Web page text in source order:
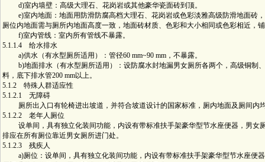
d)室内墙壁：高级大理石、花岗岩或其他豪华瓷面砖到顶。
e)室内地面：地面用防滑防腐高档大理石、花岗岩或色彩淡雅高级防滑地面砖
厕位内地面需与厕所内地面高度一致，地面砖材质、色彩和大小相同或色彩相近，
f)室内管线：室内所有管线不暴露。
5.1.1.4 给水排水
a)供水（有水型厕所适用）：管径60 mm~90 mm，不暴露。
b)地面排水（有水型厕所适用）：设防腐水封地漏男女厕所各两个，高级铜制
料，底下排水管200 mm以上。
5.1.2 特殊人群适应性
5.1.2.1 无障碍
厕所出入口有轮椅进出坡道，并符合坡道设计的国家标准，厕内地面及厕间内
5.1.2.2 老年人厕位
设单间，具有独立化装间功能，内设有带标准扶手架豪华型节水座便器，男女
排应在所有厕位靠近男女厕所进门处。
5.1.2.3 残疾人
a)厕位：设单间，具有独立化装间功能，内设有带标准扶手架豪华型节水座便